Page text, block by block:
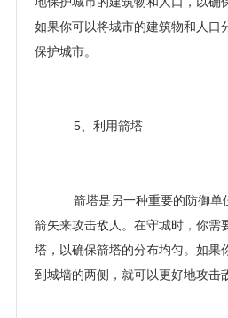
如果你可以将城市的建筑物和人口
保护城市。
5、利用箭塔
箭塔是另一种重要的防御单
箭矢来攻击敌人。在守城时，你需
塔，以确保箭塔的分布均匀。如果
到城墙的两侧，就可以更好地攻击